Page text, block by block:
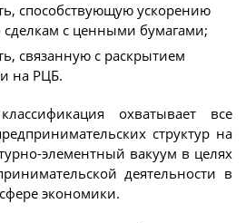
способствующую ускорению
сделкам с ценными бумагами;
связанную с раскрытием
на РЦБ.
охватывает все
структур на
элементный вакуум в целях
деятельности в
экономики.